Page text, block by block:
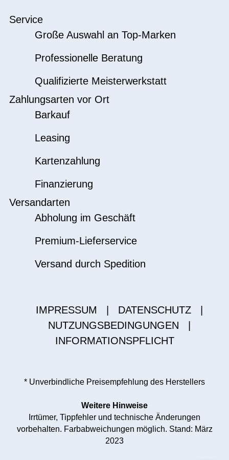
Service
Große Auswahl an Top-Marken
Professionelle Beratung
Qualifizierte Meisterwerkstatt
Zahlungsarten vor Ort
Barkauf
Leasing
Kartenzahlung
Finanzierung
Versandarten
Abholung im Geschäft
Premium-Lieferservice
Versand durch Spedition
IMPRESSUM DATENSCHUTZ
NUTZUNGSBEDINGUNGEN
INFORMATIONSPFLICHT
* Unverbindliche Preisempfehlung des Herstellers
Weitere Hinweise
Irrtümer, Tippfehler und technische Änderungen
vorbehalten. Farbabweichungen möglich. Stand: März
2023